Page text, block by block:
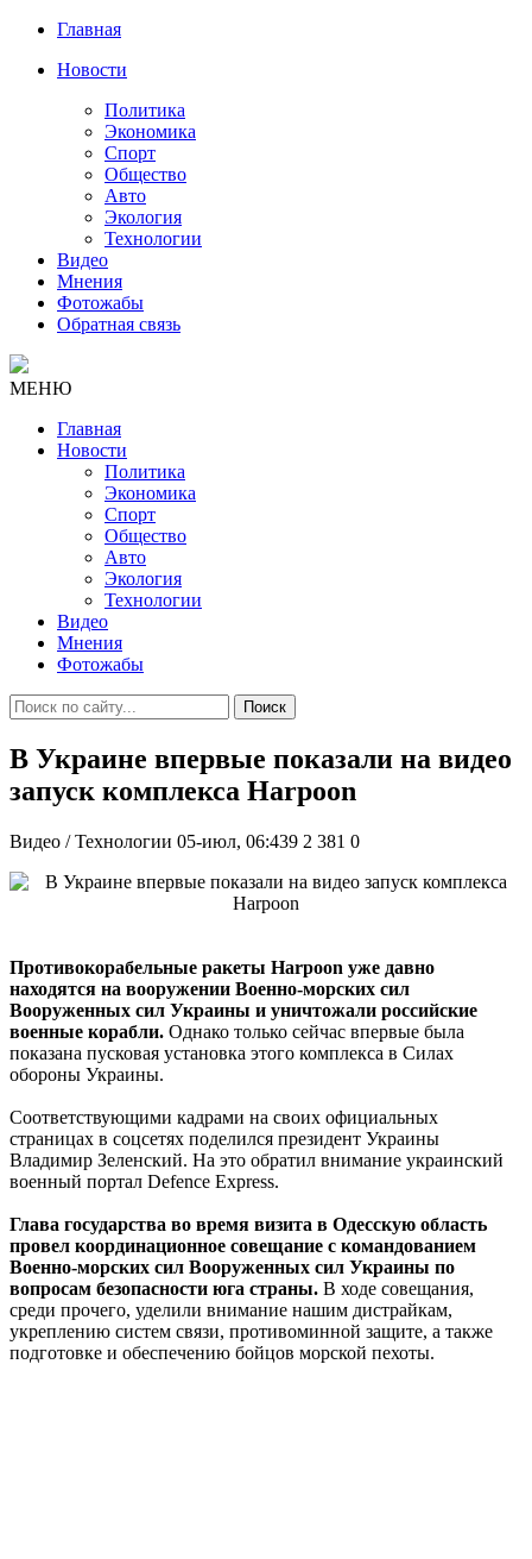
Главная
Новости
Политика
Экономика
Спорт
Общество
Авто
Экология
Технологии
Видео
Мнения
Фотожабы
Обратная связь
МЕНЮ
Главная
Новости
Политика
Экономика
Спорт
Общество
Авто
Экология
Технологии
Видео
Мнения
Фотожабы
Поиск
В Украине впервые показали на видео
запуск комплекса Harpoon
Видео / Технологии 05-июл, 06:439 2 381 0
Противокорабельные ракеты Harpoon уже давно
находятся на вооружении Военно-морских сил
Вооруженных сил Украины и уничтожали российские
военные корабли. Однако только сейчас впервые была
показана пусковая установка этого комплекса в Силах
обороны Украины.
Соответствующими кадрами на своих официальных
страницах в соцсетях поделился президент Украины
Владимир Зеленский. На это обратил внимание украинский
военный портал Defence Express.
Глава государства во время визита в Одесскую область
провел координационное совещание с командованием
Военно-морских сил Вооруженных сил Украины по
вопросам безопасности юга страны. В ходе совещания,
среди прочего, уделили внимание нашим дистрайкам,
укреплению систем связи, противоминной защите, а также
подготовке и обеспечению бойцов морской пехоты.